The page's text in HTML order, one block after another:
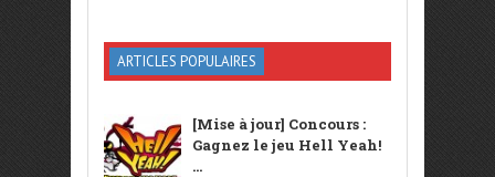
ARTICLES POPULAIRES
[Mise à jour] Concours :
Gagnez le jeu Hell Yeah!
...